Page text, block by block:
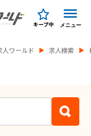
キープ中 メニュー
ワールド 求人検索